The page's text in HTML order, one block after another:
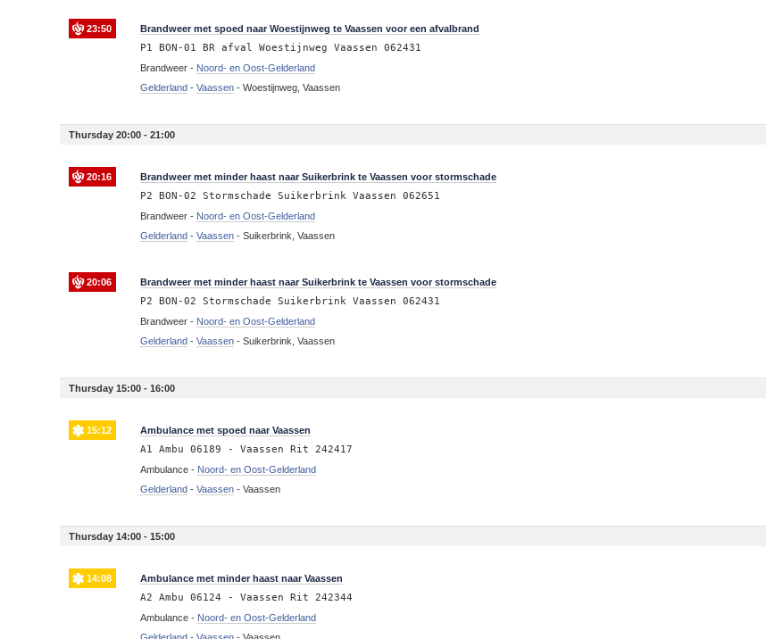
23:50 Brandweer met spoed naar Woestijnweg te Vaassen voor een afvalbrand
P1 BON-01 BR afval Woestijnweg Vaassen 062431
Brandweer - Noord- en Oost-Gelderland
Gelderland -Vaassen -Woestijnweg, Vaassen
Thursday 20:00 - 21:00
20:16 Brandweer met minder haast naar Suikerbrink te Vaassen voor stormschade
P2 BON-02 Stormschade Suikerbrink Vaassen 062651
Brandweer - Noord- en Oost-Gelderland
Gelderland -Vaassen -Suikerbrink, Vaassen
20:06 Brandweer met minder haast naar Suikerbrink te Vaassen voor stormschade
P2 BON-02 Stormschade Suikerbrink Vaassen 062431
Brandweer - Noord- en Oost-Gelderland
Gelderland -Vaassen -Suikerbrink, Vaassen
Thursday 15:00 - 16:00
15:12 Ambulance met spoed naar Vaassen
A1 Ambu 06189 - Vaassen Rit 242417
Ambulance - Noord- en Oost-Gelderland
Gelderland -Vaassen -Vaassen
Thursday 14:00 - 15:00
14:08 Ambulance met minder haast naar Vaassen
A2 Ambu 06124 - Vaassen Rit 242344
Ambulance - Noord- en Oost-Gelderland